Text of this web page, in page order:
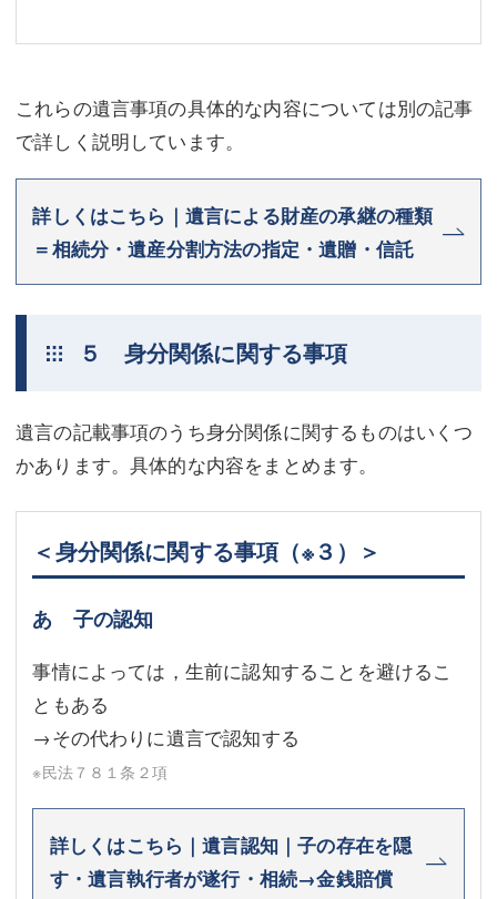
これらの遺言事項の具体的な内容については別の記事
で詳しく説明しています。
詳しくはこちら｜遺言による財産の承継の種類
＝相続分・遺産分割方法の指定・遺贈・信託
５ 身分関係に関する事項
遺言の記載事項のうち身分関係に関するものはいくつ
かあります。具体的な内容をまとめます。
＜身分関係に関する事項 （※３） ＞
あ 子の認知
事情によっては，生前に認知することを避けるこ
ともある
→その代わりに遺言で認知する
※民法７８１条２項
詳しくはこちら｜遺言認知｜子の存在を隠
す・遺言執行者が遂行・相続→金銭賠償